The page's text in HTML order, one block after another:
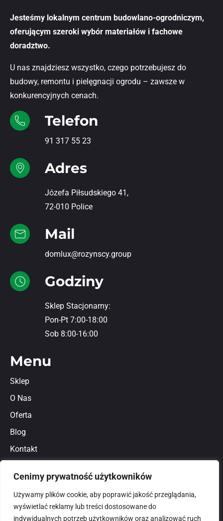
Cenimy prywatność użytkowników
Używamy plików cookie, aby poprawić jakość przeglądania,
wyświetlać reklamy lub treści dostosowane do
indywidualnych potrzeb użytkowników oraz analizować ruch
Jesteśmy lokalnym centrum budowlano-ogrodniczym,
oferującym szeroki wybór materiałów i fachowe
doradztwo.
U nas znajdziesz wszystko, czego potrzebujesz do
budowy, remontu i pielęgnacji ogrodu – zawsze w
konkurencyjnych cenach.
Telefon
91 317 55 23
Adres
Józefa Piłsudskiego 41,
72-010 Police
Mail
domlux@rozynscy.group
Godziny
Sklep Stacjonarny:
Pon-Pt 7:00-18:00
Sob 8:00-16:00
Menu
Sklep
O Nas
Oferta
Blog
Kontakt
Polityka prywatności